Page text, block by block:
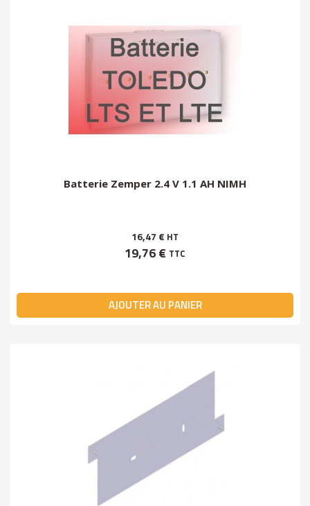
Batterie Zemper 2.4 V 1.1 AH NIMH
16,47 € HT
19,76 € TTC
AJOUTER AU PANIER